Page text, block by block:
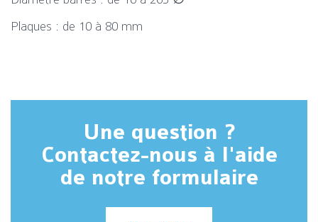
Plaques : de 10 à 80 mm
Une question ?
Contactez-nous à l'aide
de notre formulaire